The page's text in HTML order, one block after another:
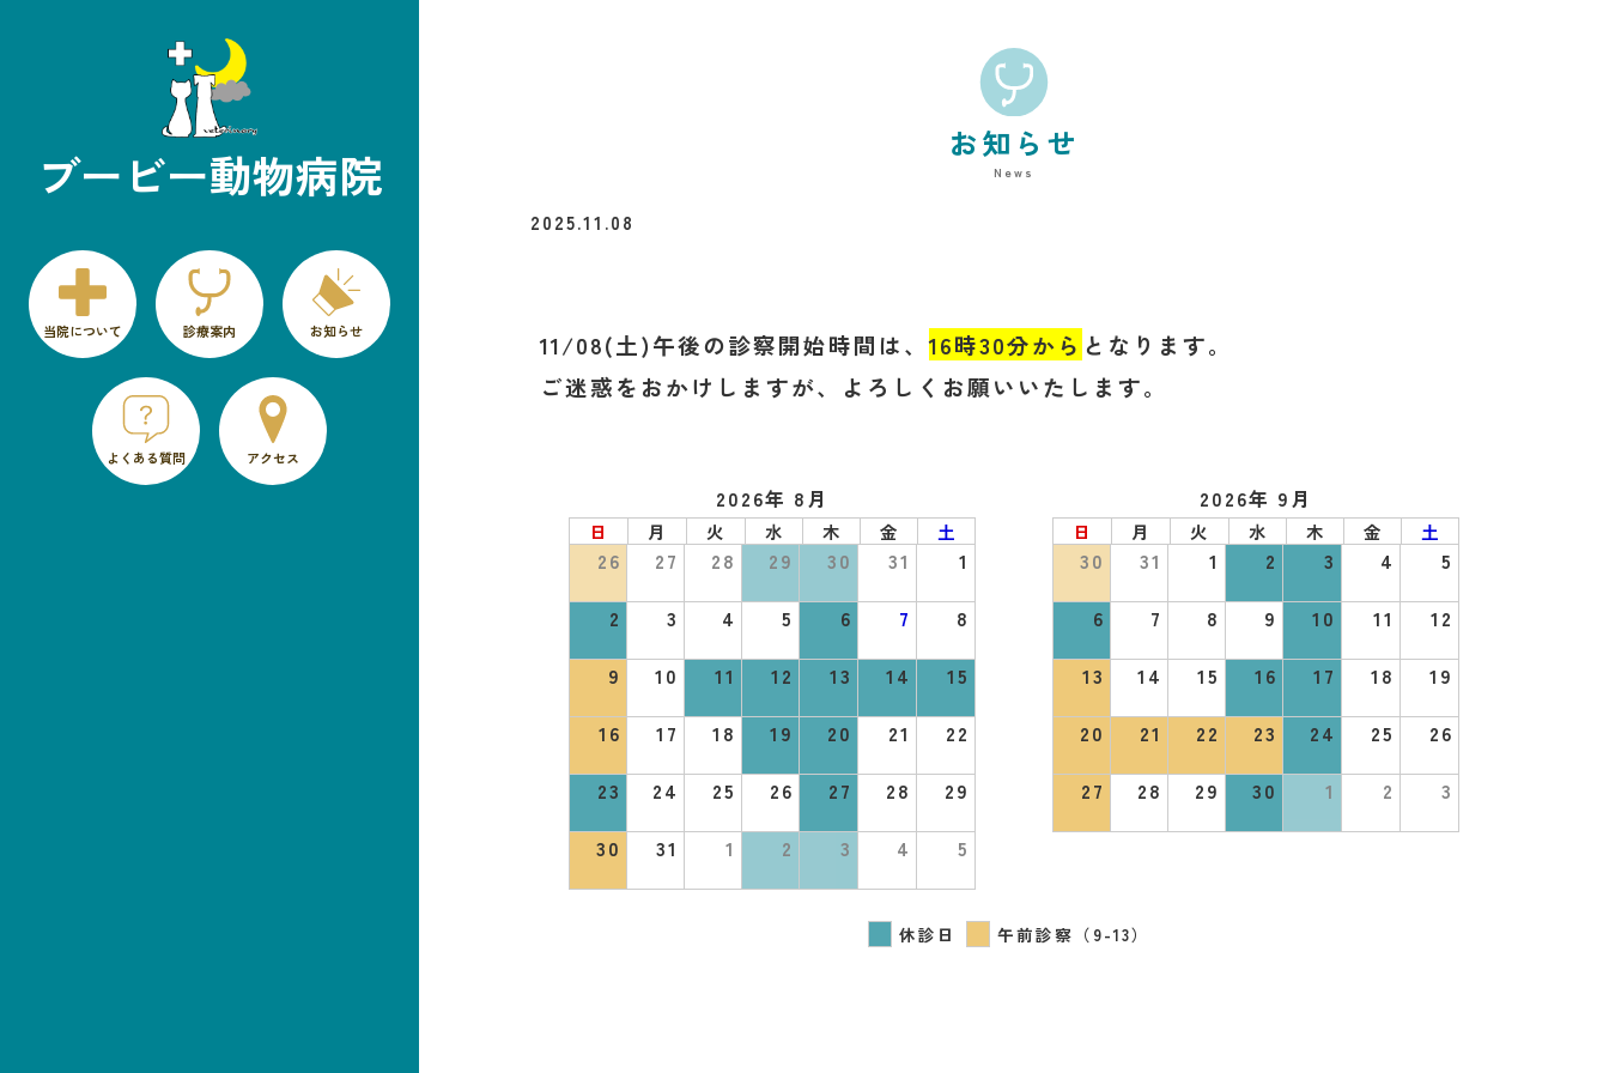
ブービー動物病院
当院について 診療案内 お知らせ
よくある質問 アクセス
お知らせ
News
2025.11.08
11/08(土)午後の診察開始時間は、16時30分から となります。
ご迷惑をおかけしますが、よろしくお願いいたします。
2026年 8月
日 月 火 水 木 金 土
26 27 28 29 30 31
1
2
3 4 5 6 7
8
9
10 11 12 13 14
15
16
17 18 19 20 21
22
23
24 25 26 27 28
29
30
31 1 2 3 4 5
2026年 9月
日 月 火 水 木 金 土
30 31 1 2 3 4
5
6
7 8 9 10 11
12
13
14 15 16 17 18
19
20
21 22 23 24 25
26
27
28 29 30 1 2 3
休診日 午前診察（9-13）